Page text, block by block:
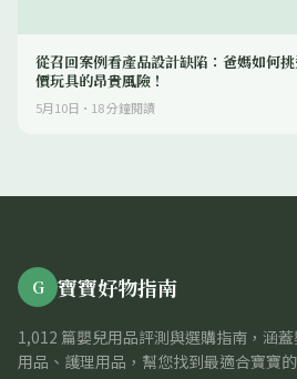
從召回案例看產品設計缺陷：爸媽如何
價玩具的昂貴風險！
5月10日 · 18分鐘閱讀
G 寶寶好物指南
1,012 篇嬰兒用品評測與選購指南，涵
用品、護理用品，幫您找到最適合寶寶的